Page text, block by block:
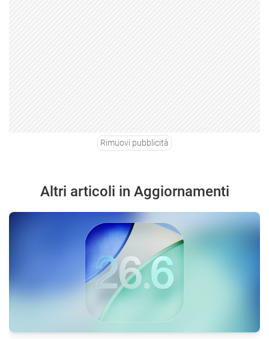
Rimuovi pubblicità
Altri articoli in Aggiornamenti